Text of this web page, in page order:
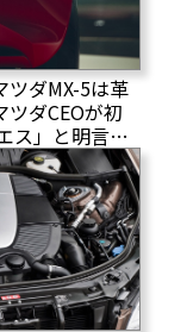
ツダMX-5は革
ダCEOが初
ス」と明言、
は維持される